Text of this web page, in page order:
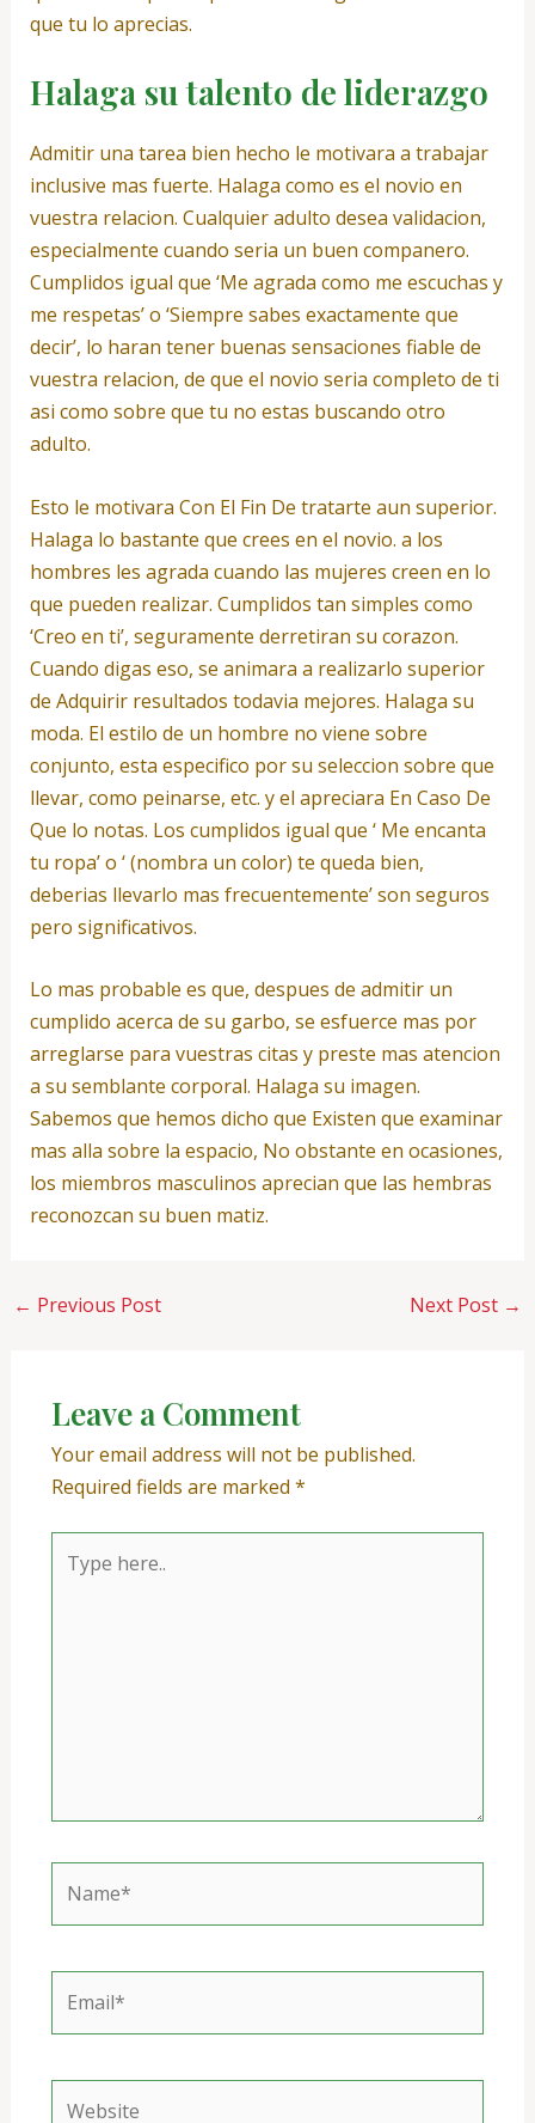
que tu lo aprecias.
Halaga su talento de liderazgo
Admitir una tarea bien hecho le motivara a trabajar
inclusive mas fuerte. Halaga como es el novio en
vuestra relacion. Cualquier adulto desea validacion,
especialmente cuando seri­a un buen companero.
Cumplidos igual que ‘Me agrada como me escuchas y
me respetas’ o ‘Siempre sabes exactamente que
decir’, lo haran tener buenas sensaciones fiable de
vuestra relacion, de que el novio seri­a completo de ti
asi­ como sobre que tu no estas buscando otro
adulto.
Esto le motivara Con El Fin De tratarte aun superior.
Halaga lo bastante que crees en el novio. a los
hombres les agrada cuando las mujeres creen en lo
que pueden realizar. Cumplidos tan simples como
‘Creo en ti’, seguramente derretiran su corazon.
Cuando digas eso, se animara a realizarlo superior
de Adquirir resultados todavia mejores. Halaga su
moda. El estilo de un hombre no viene sobre
conjunto, esta especifico por su seleccion sobre que
llevar, como peinarse, etc. y el apreciara En Caso De
Que lo notas. Los cumplidos igual que ‘ Me encanta
tu ropa’ o ‘ (nombra un color) te queda bien,
deberias llevarlo mas frecuentemente’ son seguros
pero significativos.
Lo mas probable es que, despues de admitir un
cumplido acerca de su garbo, se esfuerce mas por
arreglarse para vuestras citas y preste mas atencion
a su semblante corporal. Halaga su imagen.
Sabemos que hemos dicho que Existen que examinar
mas alla sobre la espacio, No obstante en ocasiones,
los miembros masculinos aprecian que las hembras
reconozcan su buen matiz.
← Previous Post Next Post →
Leave a Comment
Your email address will not be published.
Required fields are marked *
here..